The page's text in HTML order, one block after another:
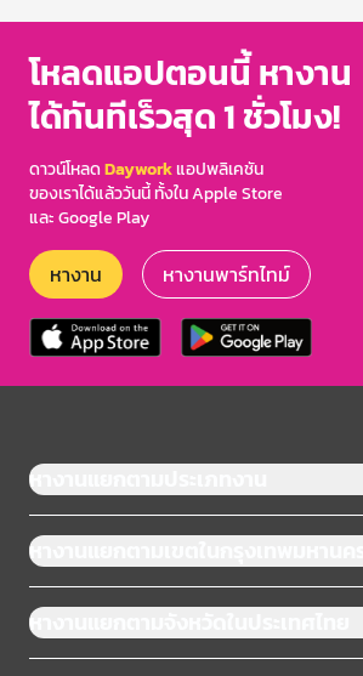
of
โหลดแอปตอนนี้ หางาน
ได้ทันทีเร็วสุด 1 ชั่วโมง!
ดาวน์โหลดDayworkแอปพลิเคชัน
ของเราได้แล้ววันนี้ ทั้งใน Apple Store
และ Google Play
หางาน หางานพาร์ทไทม์
หางานแยกตามประเภทงาน
หางานแยกตามเขตในกรุงเทพมหานคร
หางานแยกตามจังหวัดในประเทศไทย